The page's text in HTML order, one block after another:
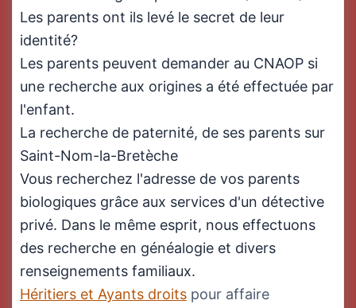
Les parents ont ils levé le secret de leur
identité?
Les parents peuvent demander au CNAOP si
une recherche aux origines a été effectuée par
l'enfant.
La recherche de paternité, de ses parents sur
Saint-Nom-la-Bretèche
Vous recherchez l'adresse de vos parents
biologiques grâce aux services d'un détective
privé. Dans le même esprit, nous effectuons
des recherche en généalogie et divers
renseignements familiaux.
Héritiers et Ayants droits pour affaire